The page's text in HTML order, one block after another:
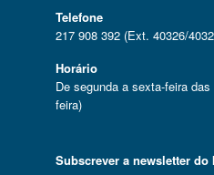
Telefone
217 908 392 (Ext. 40326/
Horário
De segunda a sexta-feira
feira)
Subscrever a newsletter do